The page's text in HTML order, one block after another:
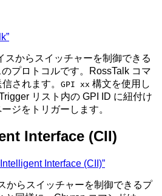
スからスイッチャーを制御できる
プロトコルです。RossTalk コマ
されます。 GPI xx 構文を使用し
リスト内の GPI ID に紐付け
ジをトリガーします。
Interface (CII)
Interface (CII)”
からスイッチャーを制御できるプ